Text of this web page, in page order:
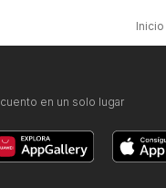
Inicio
en un solo lugar